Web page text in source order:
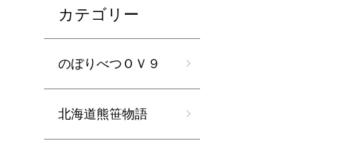
カテゴリー
のぼりべつＯＶ９
北海道熊笹物語